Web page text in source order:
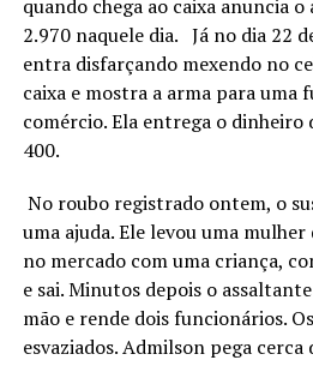
quando chega ao caixa anuncia o
2.970 naquele dia. Já no dia 22
entra disfarçando mexendo no
caixa e mostra a arma para uma
comércio. Ela entrega o dinheiro
400.
No roubo registrado ontem, o
uma ajuda. Ele levou uma
no mercado com uma criança,
e sai. Minutos depois o
mão e rende dois funcionários.
esvaziados. Admilson pega cerca